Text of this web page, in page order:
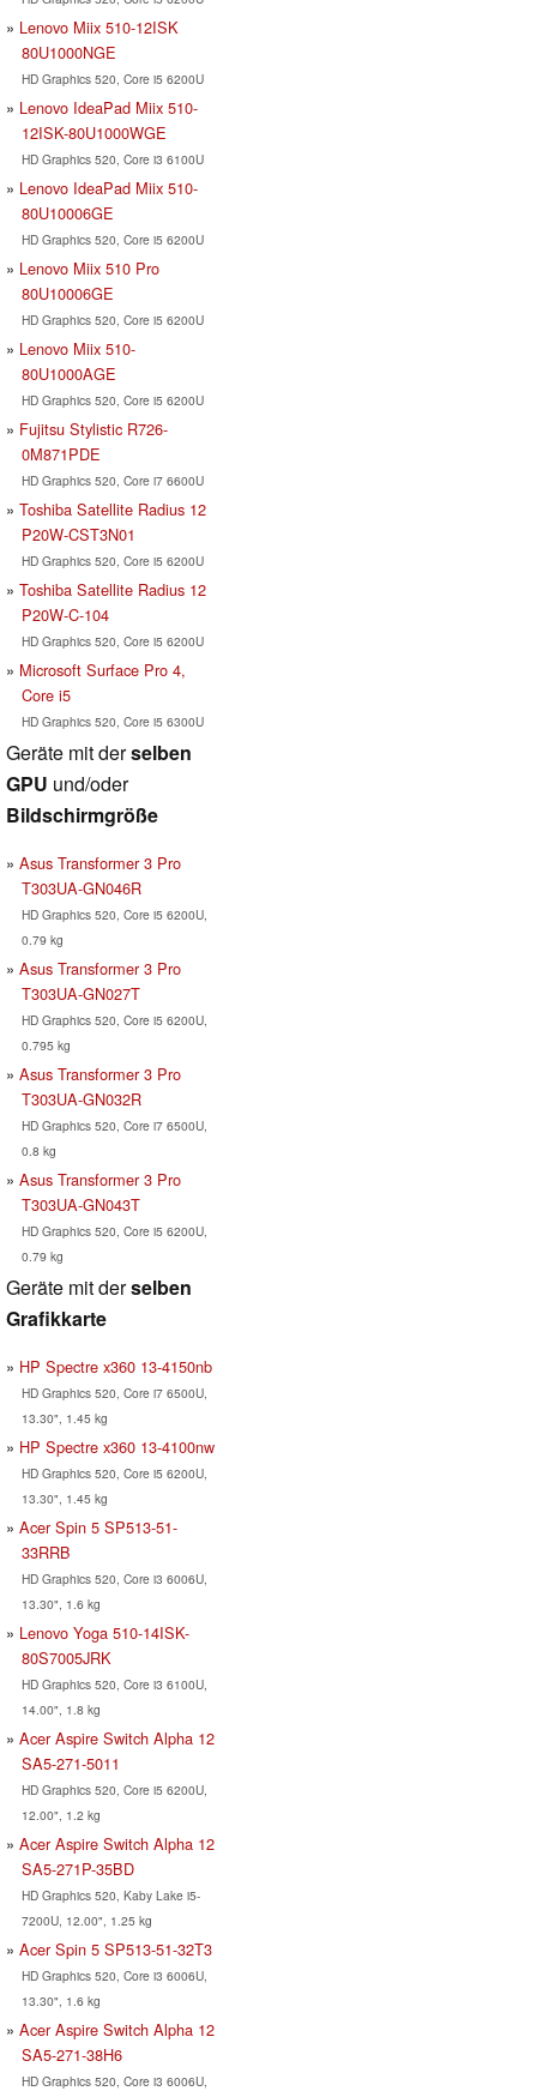
Lenovo Miix 510-12ISK
80U1000NGE
HD Graphics 520, Core i5 6200U
Lenovo IdeaPad Miix 510-
12ISK-80U1000WGE
HD Graphics 520, Core i3 6100U
Lenovo IdeaPad Miix 510-
80U10006GE
HD Graphics 520, Core i5 6200U
Lenovo Miix 510 Pro
80U10006GE
HD Graphics 520, Core i5 6200U
Lenovo Miix 510-
80U1000AGE
HD Graphics 520, Core i5 6200U
Fujitsu Stylistic R726-
0M871PDE
HD Graphics 520, Core i7 6600U
Toshiba Satellite Radius 12
P20W-CST3N01
HD Graphics 520, Core i5 6200U
Toshiba Satellite Radius 12
P20W-C-104
HD Graphics 520, Core i5 6200U
Microsoft Surface Pro 4,
Core i5
HD Graphics 520, Core i5 6300U
Geräte mit derselben
GPU und/oder
Bildschirmgröße
Asus Transformer 3 Pro
T303UA-GN046R
HD Graphics 520, Core i5 6200U,
0.79 kg
Asus Transformer 3 Pro
T303UA-GN027T
HD Graphics 520, Core i5 6200U,
0.795 kg
Asus Transformer 3 Pro
T303UA-GN032R
HD Graphics 520, Core i7 6500U,
0.8 kg
Asus Transformer 3 Pro
T303UA-GN043T
HD Graphics 520, Core i5 6200U,
0.79 kg
Geräte mit derselben
Grafikkarte
HP Spectre x360 13-4150nb
HD Graphics 520, Core i7 6500U,
13.30", 1.45 kg
HP Spectre x360 13-4100nw
HD Graphics 520, Core i5 6200U,
13.30", 1.45 kg
Acer Spin 5 SP513-51-
33RRB
HD Graphics 520, Core i3 6006U,
13.30", 1.6 kg
Lenovo Yoga 510-14ISK-
80S7005JRK
HD Graphics 520, Core i3 6100U,
14.00", 1.8 kg
Acer Aspire Switch Alpha 12
SA5-271-5011
HD Graphics 520, Core i5 6200U,
12.00", 1.2 kg
Acer Aspire Switch Alpha 12
SA5-271P-35BD
HD Graphics 520, Kaby Lake i5-
7200U, 12.00", 1.25 kg
Acer Spin 5 SP513-51-32T3
HD Graphics 520, Core i3 6006U,
13.30", 1.6 kg
Acer Aspire Switch Alpha 12
SA5-271-38H6
HD Graphics 520, Core i3 6006U,